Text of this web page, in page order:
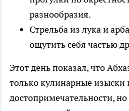
разнообразия.
Стрельба из лука и
ощутить себя частью
Этот день показал, что
только кулинарные изыски
достопримечательности,